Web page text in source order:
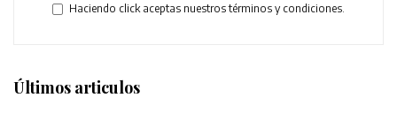
Haciendo click aceptas nuestros términos y condiciones.
Últimos articulos